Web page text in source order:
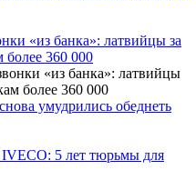
«из банка»: латвийцы за
360 000
умудрились обеднеть
IVECO: 5 лет тюрьмы для